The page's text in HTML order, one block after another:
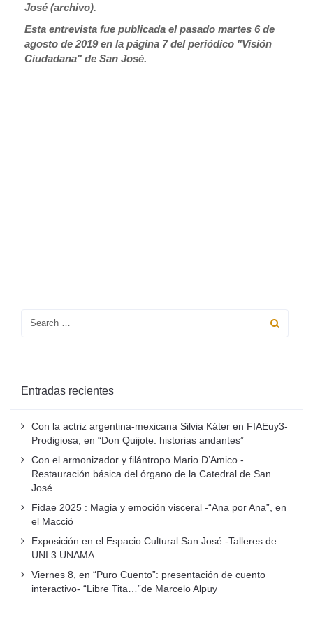
José (archivo).
Esta entrevista fue publicada el pasado martes 6 de
agosto de 2019 en la página 7 del periódico "Visión
Ciudadana" de San José.
Entradas recientes
Con la actriz argentina-mexicana Silvia Káter en FIAEuy3-
Prodigiosa, en “Don Quijote: historias andantes”
Con el armonizador y filántropo Mario D’Amico -
Restauración básica del órgano de la Catedral de San
José
Fidae 2025 : Magia y emoción visceral -“Ana por Ana”, en
el Macció
Exposición en el Espacio Cultural San José -Talleres de
UNI 3 UNAMA
Viernes 8, en “Puro Cuento”: presentación de cuento
interactivo- “Libre Tita…”de Marcelo Alpuy